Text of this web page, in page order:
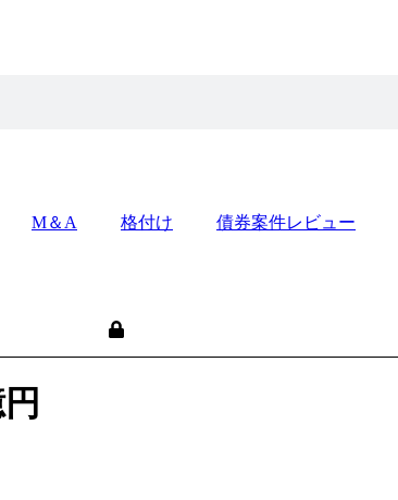
M＆A 格付け 債券案件レビュー